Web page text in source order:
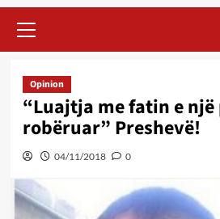
Menu
Opinion
“Luajtja me fatin e
robëruar” Preshevë!
04/11/2018 0